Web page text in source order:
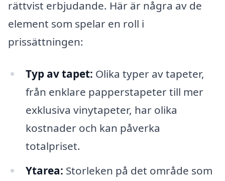
rättvist erbjudande. Här är några av de
element som spelar en roll i
prissättningen:
Typ av tapet: Olika typer av tapeter,
från enklare papperstapeter till mer
exklusiva vinytapeter, har olika
kostnader och kan påverka
totalpriset.
Ytarea: Storleken på det område som